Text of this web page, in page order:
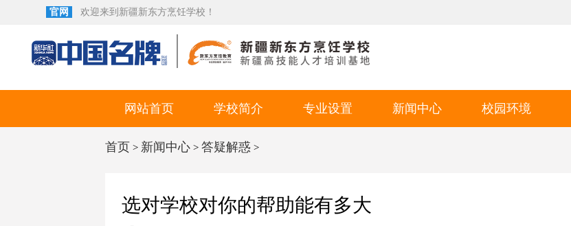
官网 欢迎来到新疆新东方烹饪学校！
网站首页 学校简介 专业设置
西餐专业
新闻中心 校园环境
首页 > 新闻中心> 答疑解惑 >
选对学校对你的帮助能有多大